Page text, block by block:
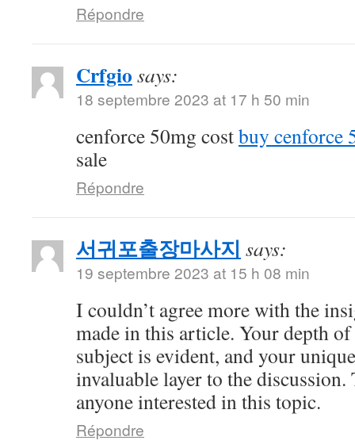
Répondre
Crfgio says:
18 septembre 2023 at 17 h 50 min
cenforce 50mg costbuy cenforce
sale
Répondre
서귀포출장마사지 says:
19 septembre 2023 at 15 h 08 min
I couldn’t agree more with the
made in this article. Your depth
subject is evident, and your
invaluable layer to the
anyone interested in this topic.
Répondre